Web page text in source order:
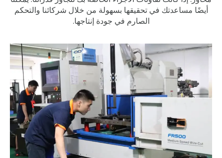
أيضًا مساعدتك في تحقيقها بسهولة من خلال شركائنا والتحكم
الصارم في جودة إنتاجها.